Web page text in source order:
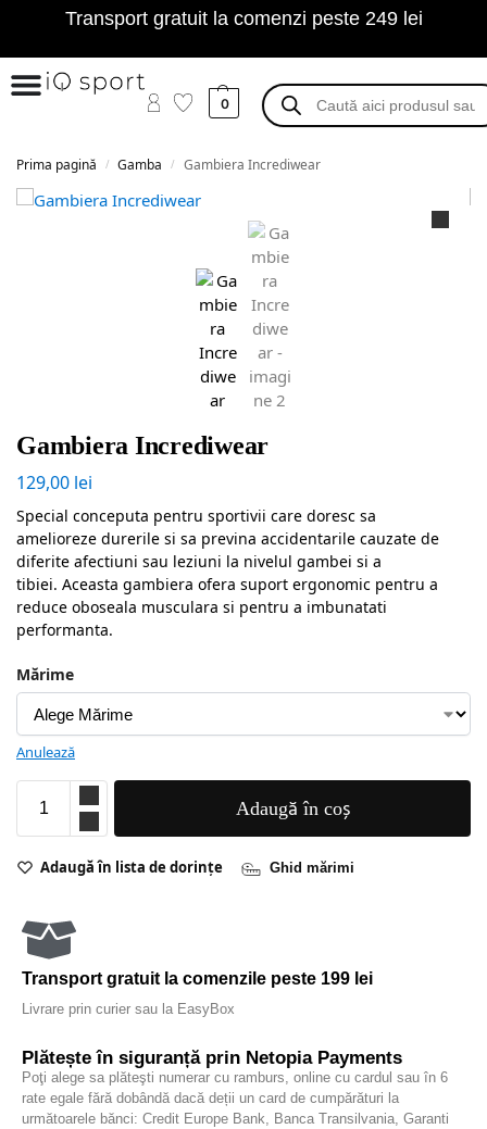
Transport gratuit la comenzi peste 249 lei
0
Prima pagină / Gamba / Gambiera Incrediwear
Gambiera Incrediwear
129,00 lei
Special conceputa pentru sportivii care doresc sa
amelioreze durerile si sa previna accidentarile cauzate de
diferite afectiuni sau leziuni la nivelul gambei si a
tibiei. Aceasta gambiera ofera suport ergonomic pentru a
reduce oboseala musculara si pentru a imbunatati
performanta.
Mărime
Anulează
Adaugă în coș
Adaugă în lista de dorințe Ghid mărimi
Transport gratuit la comenzile peste 199 lei
Livrare prin curier sau la EasyBox
Plătește în siguranță prin Netopia Payments
Poţi alege sa plăteşti numerar cu ramburs, online cu cardul sau în 6
rate egale fără dobândă dacă deții un card de cumpărături la
următoarele bănci: Credit Europe Bank, Banca Transilvania, Garanti